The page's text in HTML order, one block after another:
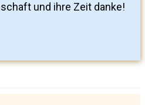
und ihre Zeit danke!